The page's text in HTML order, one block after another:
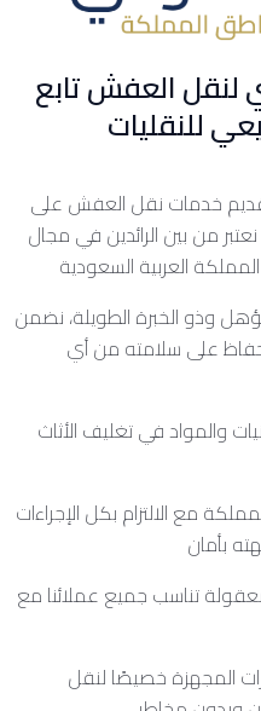
لنقل العفش تابع
للنقليات
خدمات نقل العفش على
من بين الرائدين في مجال
وذو الخبرة الطويلة، نضمن
على سلامته من أي
والمواد في تغليف الأثاث
مع الالتزام بكل الإجراءات
تناسب جميع عملائنا مع
المجهزة خصيصًا لنقل